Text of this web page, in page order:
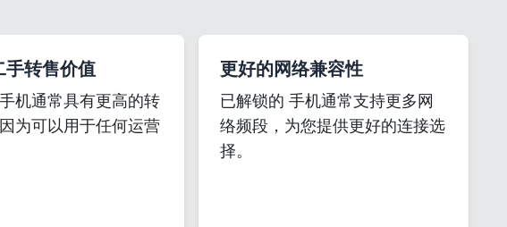
手转售价值
机通常具有更高的转
为可以用于任何运营
更好的网络兼容性
已解锁的 手机通常支持更多网
络频段，为您提供更好的连接选
择。